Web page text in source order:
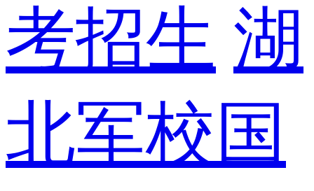
考招生 湖
北军校国